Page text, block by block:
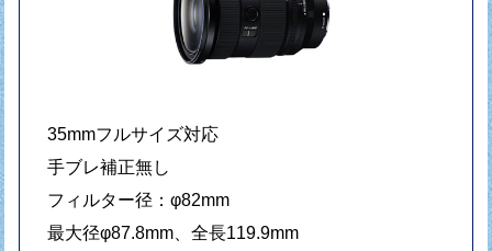
35mmフルサイズ対応
手ブレ補正無し
フィルター径：φ82mm
最大径φ87.8mm、全長119.9mm